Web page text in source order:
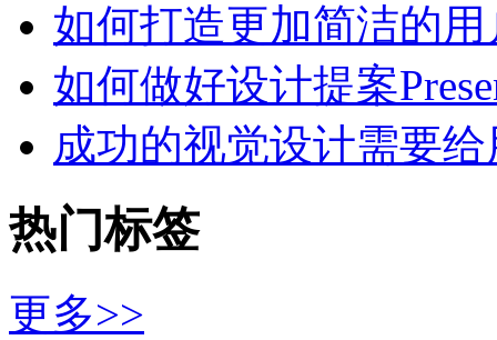
如何打造更加简洁的用
如何做好设计提案
成功的视觉设计需要给
热门标签
更多>>